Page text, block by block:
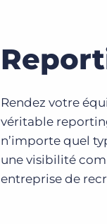
Rendez votre
véritable
n’importe quel
une visibilité
entreprise de